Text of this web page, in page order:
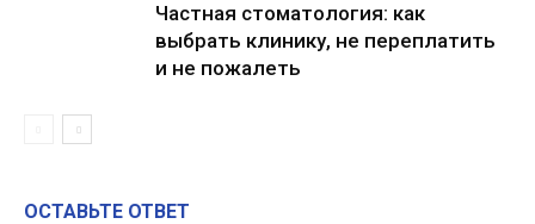
Частная стоматология: как
выбрать клинику, не переплатить
и не пожалеть
ОСТАВЬТЕ ОТВЕТ